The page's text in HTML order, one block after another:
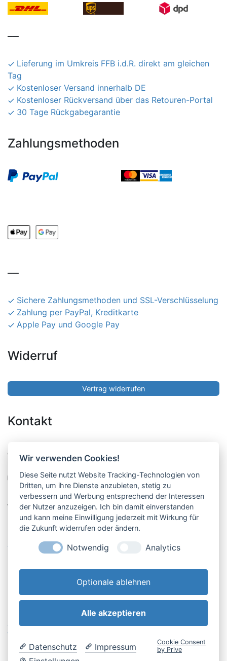
Lieferung im Umkreis FFB i.d.R. direkt am gleichen
Tag
Kostenloser Versand innerhalb DE
Kostenloser Rückversand über das Retouren-Portal
30 Tage Rückgabegarantie
Zahlungsmethoden
Sichere Zahlungsmethoden und SSL-Verschlüsselung
Zahlung per PayPal, Kreditkarte
Apple Pay und Google Pay
Widerruf
Vertrag widerrufen
Kontakt
Pucher Straße 10, Fürstenfeldbruck
08141-12269
shop@englschalk.de
Öffnungszeiten
Anfahrt & Kontakt
Retouren-Portal
AGB & Kundeninfo
Widerrufsbelehrung
Datenschutzerklärung
Wir verwenden Cookies!
Diese Seite nutzt Website Tracking-Technologien von
Dritten, um ihre Dienste anzubieten, stetig zu
verbessern und Werbung entsprechend der Interessen
der Nutzer anzuzeigen. Ich bin damit einverstanden
und kann meine Einwilligung jederzeit mit Wirkung für
die Zukunft widerrufen oder ändern.
Notwendig Analytics
Optionale ablehnen
Alle akzeptieren
Datenschutz
Impressum
Cookie Consent
by Prive